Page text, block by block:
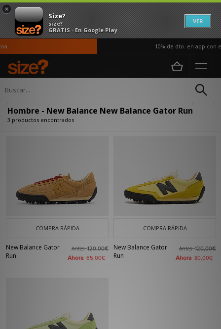
×
Size?
size?
GRATIS - En Google Play
VER
10% de dto. en app con
Página principal
Hombre - New Balance New Balance Gator Run
3 productos encontrados
COMPRA RÁPIDA
New Balance Gator
Run
Antes120,00€
Ahora 65,00€
COMPRA RÁPIDA
New Balance Gator
Run
Antes120,00€
Ahora 80,00€